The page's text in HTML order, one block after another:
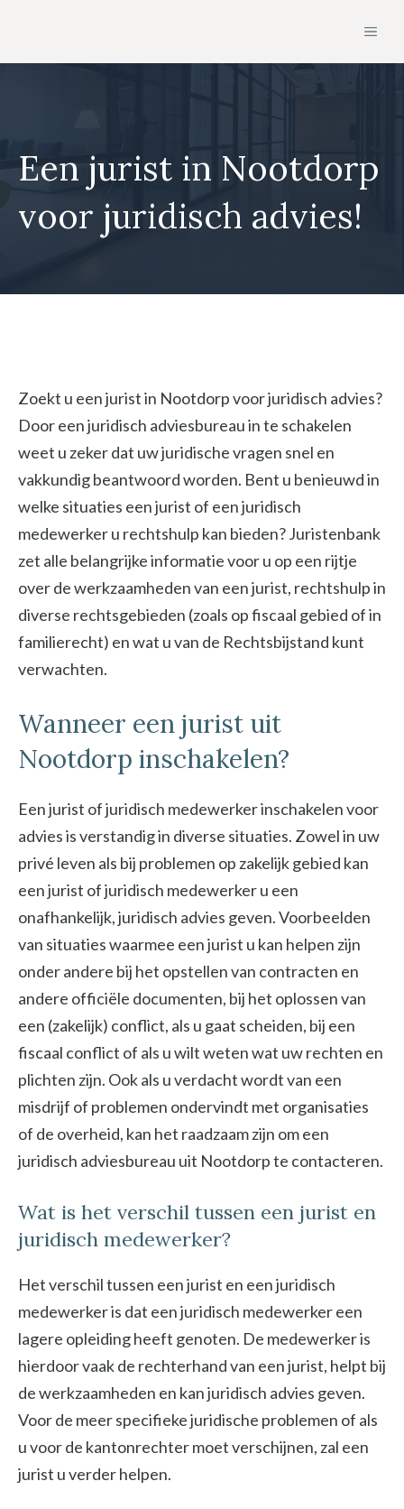
de
Een jurist in Nootdorp
voor juridisch advies!
Zoekt u een jurist in Nootdorp voor juridisch advies?
Door een juridisch adviesbureau in te schakelen
weet u zeker dat uw juridische vragen snel en
vakkundig beantwoord worden. Bent u benieuwd in
welke situaties een jurist of een juridisch
medewerker u rechtshulp kan bieden? Juristenbank
zet alle belangrijke informatie voor u op een rijtje
over de werkzaamheden van een jurist, rechtshulp in
diverse rechtsgebieden (zoals op fiscaal gebied of in
familierecht) en wat u van de Rechtsbijstand kunt
verwachten.
Wanneer een jurist uit
Nootdorp inschakelen?
Een jurist of juridisch medewerker inschakelen voor
advies is verstandig in diverse situaties. Zowel in uw
privé leven als bij problemen op zakelijk gebied kan
een jurist of juridisch medewerker u een
onafhankelijk, juridisch advies geven. Voorbeelden
van situaties waarmee een jurist u kan helpen zijn
onder andere bij het opstellen van contracten en
andere officiële documenten, bij het oplossen van
een (zakelijk) conflict, als u gaat scheiden, bij een
fiscaal conflict of als u wilt weten wat uw rechten en
plichten zijn. Ook als u verdacht wordt van een
misdrijf of problemen ondervindt met organisaties
of de overheid, kan het raadzaam zijn om een
juridisch adviesbureau uit Nootdorp te contacteren.
Wat is het verschil tussen een jurist en
juridisch medewerker?
Het verschil tussen een jurist en een juridisch
medewerker is dat een juridisch medewerker een
lagere opleiding heeft genoten. De medewerker is
hierdoor vaak de rechterhand van een jurist, helpt bij
de werkzaamheden en kan juridisch advies geven.
Voor de meer specifieke juridische problemen of als
u voor de kantonrechter moet verschijnen, zal een
jurist u verder helpen.